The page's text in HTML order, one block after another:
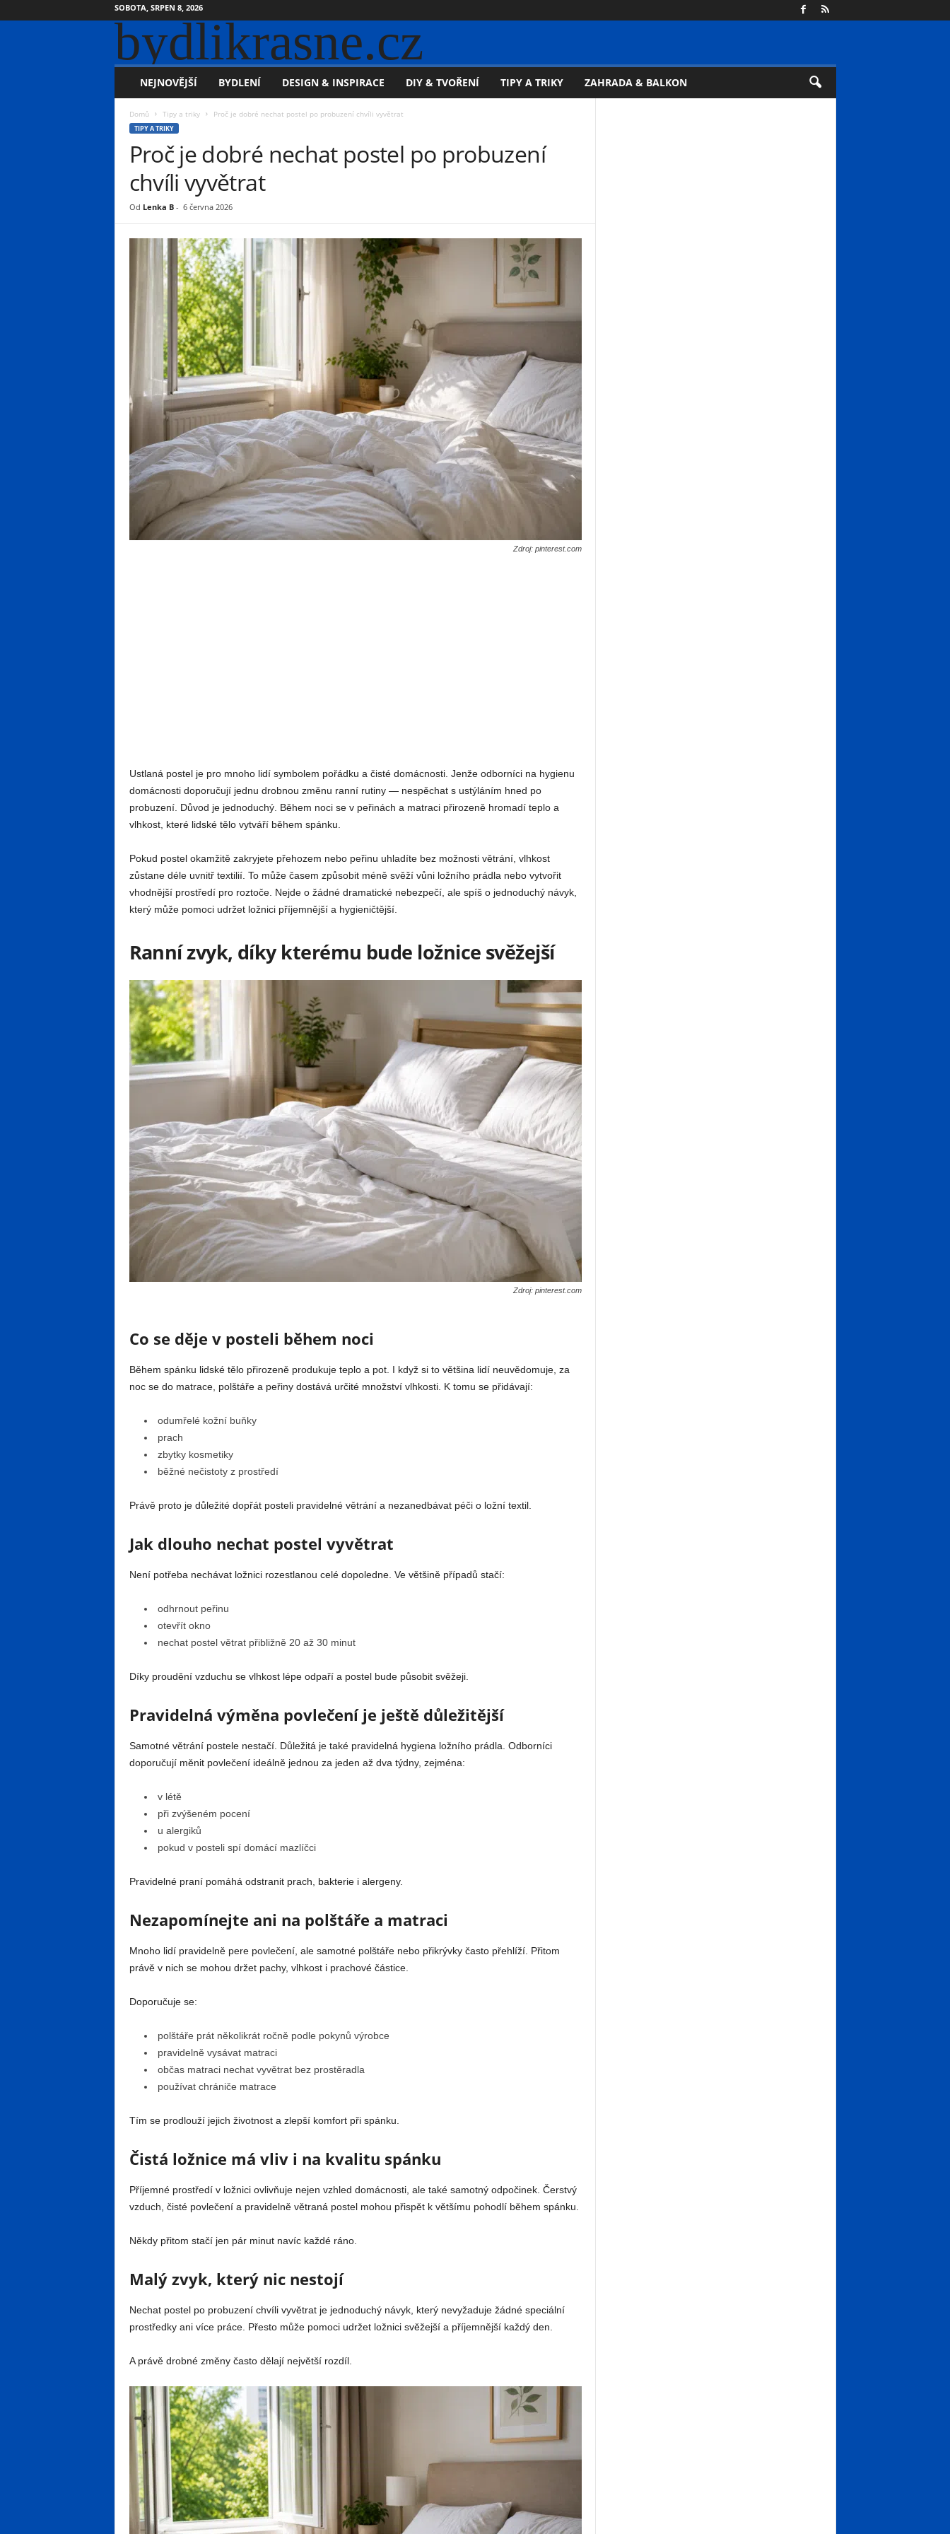
SOBOTA, SRPEN 8, 2026
bydlikrasne.cz
NEJNOVĚJŠÍ BYDLENÍ DESIGN & INSPIRACE DIY & TVOŘENÍ TIPY A TRIKY ZAHRADA & BALKON
Domů Tipy a triky Proč je dobré nechat postel po probuzení chvíli vyvětrat
TIPY A TRIKY
Proč je dobré nechat postel po probuzení
chvíli vyvětrat
Od Lenka B- 6 června 2026
Zdroj: pinterest.com
Ustlaná postel je pro mnoho lidí symbolem pořádku a čisté domácnosti. Jenže odborníci na hygienu
domácnosti doporučují jednu drobnou změnu ranní rutiny — nespěchat s ustýláním hned po
probuzení. Důvod je jednoduchý. Během noci se v peřinách a matraci přirozeně hromadí teplo a
vlhkost, které lidské tělo vytváří během spánku.
Pokud postel okamžitě zakryjete přehozem nebo peřinu uhladíte bez možnosti větrání, vlhkost
zůstane déle uvnitř textilií. To může časem způsobit méně svěží vůni ložního prádla nebo vytvořit
vhodnější prostředí pro roztoče. Nejde o žádné dramatické nebezpečí, ale spíš o jednoduchý návyk,
který může pomoci udržet ložnici příjemnější a hygieničtější.
Ranní zvyk, díky kterému bude ložnice svěžejší
Zdroj: pinterest.com
Co se děje v posteli během noci
Během spánku lidské tělo přirozeně produkuje teplo a pot. I když si to většina lidí neuvědomuje, za
noc se do matrace, polštáře a peřiny dostává určité množství vlhkosti. K tomu se přidávají:
odumřelé kožní buňky
prach
zbytky kosmetiky
běžné nečistoty z prostředí
Právě proto je důležité dopřát posteli pravidelné větrání a nezanedbávat péči o ložní textil.
Jak dlouho nechat postel vyvětrat
Není potřeba nechávat ložnici rozestlanou celé dopoledne. Ve většině případů stačí:
odhrnout peřinu
otevřít okno
nechat postel větrat přibližně 20 až 30 minut
Díky proudění vzduchu se vlhkost lépe odpaří a postel bude působit svěžeji.
Pravidelná výměna povlečení je ještě důležitější
Samotné větrání postele nestačí. Důležitá je také pravidelná hygiena ložního prádla. Odborníci
doporučují měnit povlečení ideálně jednou za jeden až dva týdny, zejména:
v létě
při zvýšeném pocení
u alergiků
pokud v posteli spí domácí mazlíčci
Pravidelné praní pomáhá odstranit prach, bakterie i alergeny.
Nezapomínejte ani na polštáře a matraci
Mnoho lidí pravidelně pere povlečení, ale samotné polštáře nebo přikrývky často přehlíží. Přitom
právě v nich se mohou držet pachy, vlhkost i prachové částice.
Doporučuje se:
polštáře prát několikrát ročně podle pokynů výrobce
pravidelně vysávat matraci
občas matraci nechat vyvětrat bez prostěradla
používat chrániče matrace
Tím se prodlouží jejich životnost a zlepší komfort při spánku.
Čistá ložnice má vliv i na kvalitu spánku
Příjemné prostředí v ložnici ovlivňuje nejen vzhled domácnosti, ale také samotný odpočinek. Čerstvý
vzduch, čisté povlečení a pravidelně větraná postel mohou přispět k většímu pohodlí během spánku.
Někdy přitom stačí jen pár minut navíc každé ráno.
Malý zvyk, který nic nestojí
Nechat postel po probuzení chvíli vyvětrat je jednoduchý návyk, který nevyžaduje žádné speciální
prostředky ani více práce. Přesto může pomoci udržet ložnici svěžejší a příjemnější každý den.
A právě drobné změny často dělají největší rozdíl.